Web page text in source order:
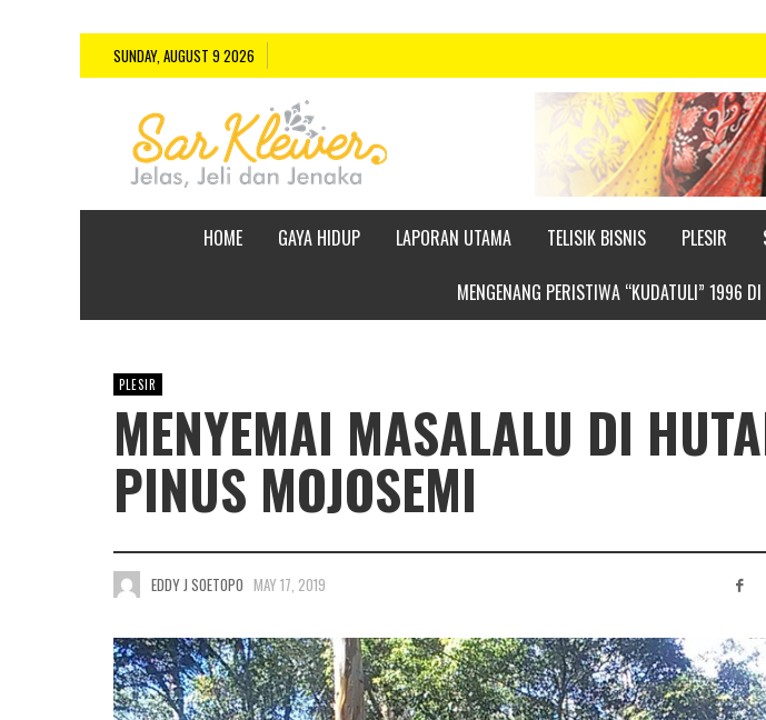
SUNDAY, AUGUST 9 2026
HOME GAYA HIDUP LAPORAN UTAMA TELISIK BISNIS PLESIR
MENGENANG PERISTIWA “KUDATULI” 1996
PLESIR
MENYEMAI MASALALU DI
PINUS MOJOSEMI
EDDY J SOETOPO MAY 17, 2019